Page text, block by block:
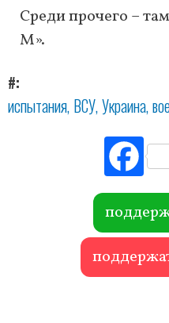
Среди прочего –
М».
#
испытания ВСУ Украина